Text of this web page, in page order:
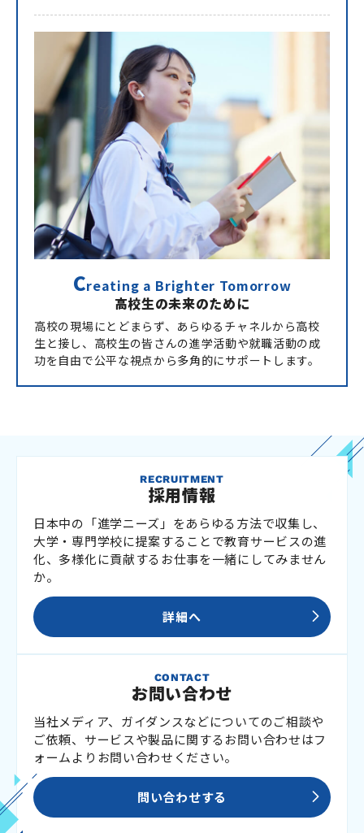
Creating a Brighter Tomorrow
高校生の未来のために
高校の現場にとどまらず、あらゆるチャネルから高校
生と接し、高校生の皆さんの進学活動や就職活動の成
功を自由で公平な視点から多角的にサポートします。
RECRUITMENT
採用情報
日本中の「進学ニーズ」をあらゆる方法で収集し、
大学・専門学校に提案することで教育サービスの進
化、多様化に貢献するお仕事を一緒にしてみません
か。
詳細へ
CONTACT
お問い合わせ
当社メディア、ガイダンスなどについてのご相談や
ご依頼、サービスや製品に関するお問い合わせはフ
ォームよりお問い合わせください。
問い合わせする